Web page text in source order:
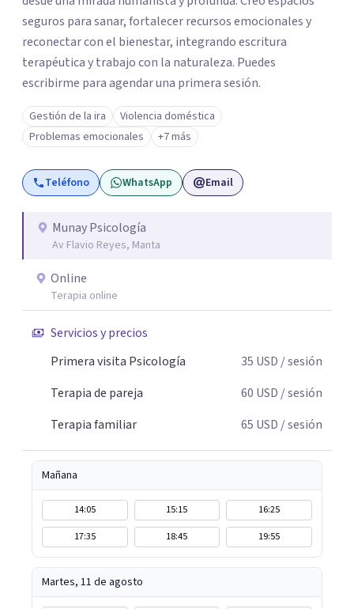
seguros para sanar, fortalecer recursos emocionales y
reconectar con el bienestar, integrando escritura
terapéutica y trabajo con la naturaleza. Puedes
escribirme para agendar una primera sesión.
Gestión de la ira
Violencia doméstica
Problemas emocionales
+7 más
Teléfono WhatsApp Email
Munay Psicología
Av Flavio Reyes, Manta
Online
Terapia online
Servicios y precios
Primera visita Psicología
35 USD / sesión
Terapia de pareja
60 USD / sesión
Terapia familiar
65 USD / sesión
Mañana
14:05 15:15
16:25
17:35
18:45 19:55
Martes, 11 de agosto